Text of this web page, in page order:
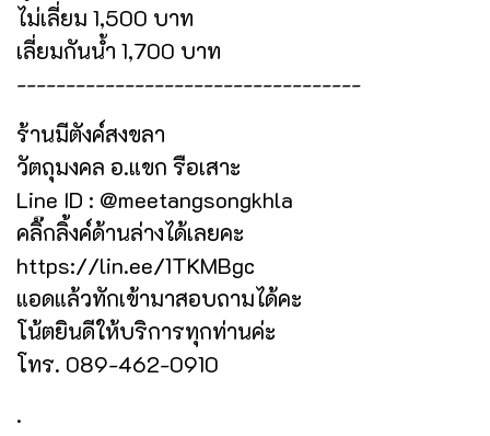
ไม่เลี่ยม 1,500 บาท
เลี่ยมกันน้ำ 1,700 บาท
-----------------------------------
ร้านมีตังค์สงขลา
วัตถุมงคล อ.แขก รือเสาะ
Line ID : @meetangsongkhla
คลิ๊กลิ้งค์ด้านล่างได้เลยคะ
https://lin.ee/1TKMBgc
แอดแล้วทักเข้ามาสอบถามได้คะ
โน้ตยินดีให้บริการทุกท่านค่ะ
โทร. 089-462-0910
.